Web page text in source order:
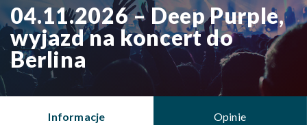
04.11.2026 – Deep Purple,
wyjazd na koncert do
Berlina
Informacje Opinie